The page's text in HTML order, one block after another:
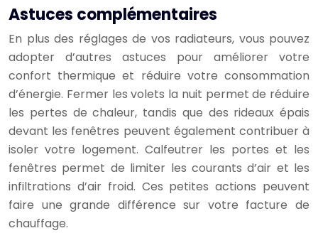
Astuces complémentaires
En plus des réglages de vos radiateurs, vous pouvez
adopter d’autres astuces pour améliorer votre
confort thermique et réduire votre consommation
d’énergie. Fermer les volets la nuit permet de réduire
les pertes de chaleur, tandis que des rideaux épais
devant les fenêtres peuvent également contribuer à
isoler votre logement. Calfeutrer les portes et les
fenêtres permet de limiter les courants d’air et les
infiltrations d’air froid. Ces petites actions peuvent
faire une grande différence sur votre facture de
chauffage.